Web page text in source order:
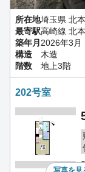
所在地埼玉県 北
最寄駅高崎線 北
築年月 2026年3月
構造
木造
階数
地上3階
202号室
写真を見